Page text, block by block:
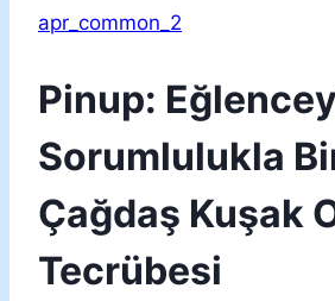
apr_common_2
Pinup:
Sorumlulukla
Çağdaş Kuşak
Tecrübesi